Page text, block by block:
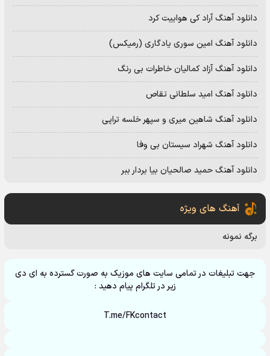
دانلود آهنگ آراد کی هواییت کرد
دانلود آهنگ امین سوری یادگاری (رمیکس)
دانلود آهنگ آزاد کمالیان خاطرات بی رنگ
دانلود آهنگ امید سلطانی تقاص
دانلود آهنگ شاهین میری و سپهر خلسه تراپی
دانلود آهنگ شهراد سیستان بی وفا
دانلود آهنگ حمید صالحیان بیا بردار ببر
آهنگ های ویژه
برگه نمونه
جهت تبلیغات در تمامی سایت های موزیک به صورت گسترده به ای دی
زیر در تلگرام پیام دهید :
T.me/FKcontact